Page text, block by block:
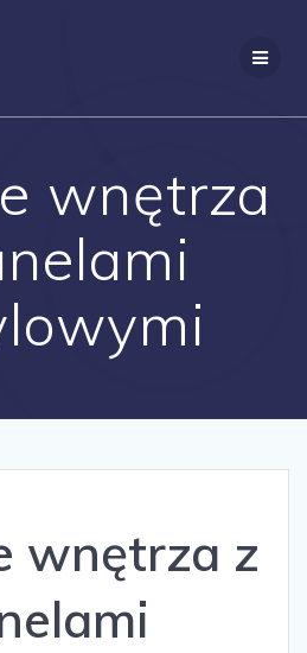
wnętrza
wnętrza z